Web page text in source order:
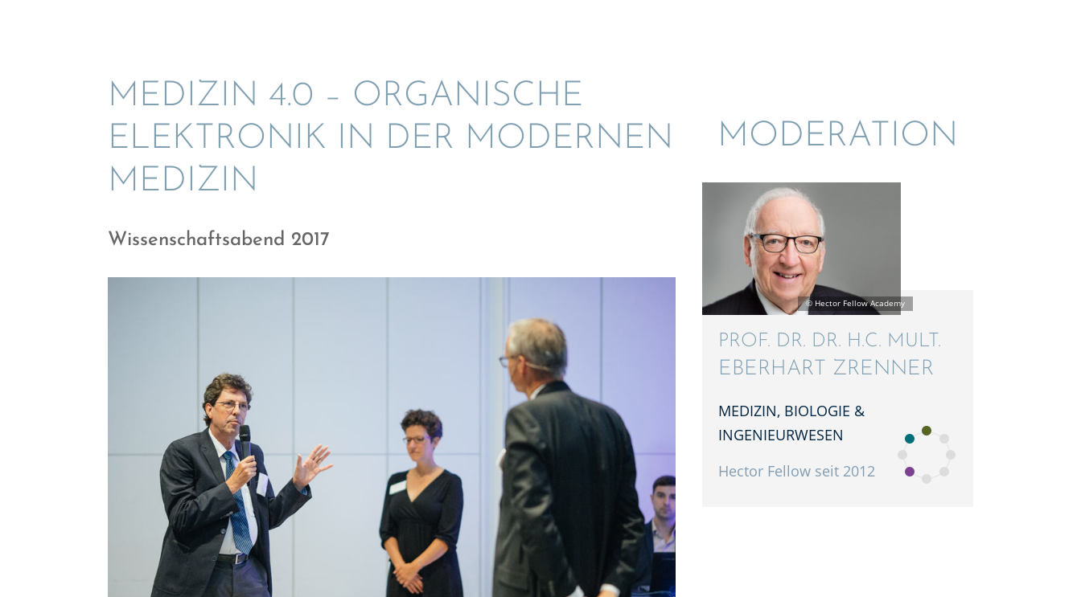
MEDIZIN 4.0 – ORGANI­SCHE
ELEKTRO­NIK IN DER MODER­NEN
MEDIZIN
Wissen­schafts­abend 2017
MODERA­TION
PROF. DR. DR. H.C. MULT.
EBERHART ZRENNER
MEDIZIN, BIOLO­GIE &
INGENIEURWESEN
Hector Fellow seit 2012